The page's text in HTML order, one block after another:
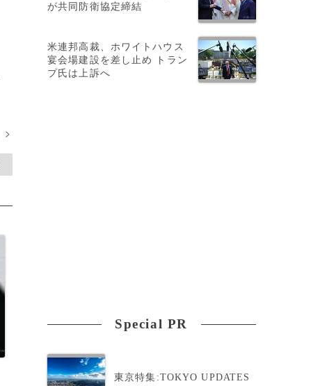
>
が共同防衛協定締結
米連邦高裁、ホワイトハウス
宴会場建設を差し止め トラン
プ氏は上訴へ
Special PR
東京特集:TOKYO UPDATES